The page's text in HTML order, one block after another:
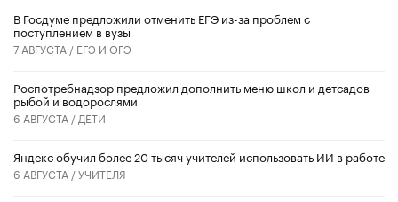
В Госдуме предложили отменить ЕГЭ из-за проблем с
поступлением в вузы
7 АВГУСТА / ЕГЭ И ОГЭ
Роспотребнадзор предложил дополнить меню школ и детсадов
рыбой и водорослями
6 АВГУСТА / ДЕТИ
​Яндекс обучил более 20 тысяч учителей использовать ИИ в работе
6 АВГУСТА /УЧИТЕЛЯ